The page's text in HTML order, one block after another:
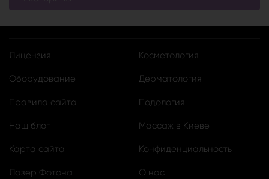
Лицензия
Оборудование
Правила сайта
Наш блог
Карта сайта
Лазер Фотона
Косметология
Дерматология
Подология
Массаж в Киеве
Конфиденциальность
О нас